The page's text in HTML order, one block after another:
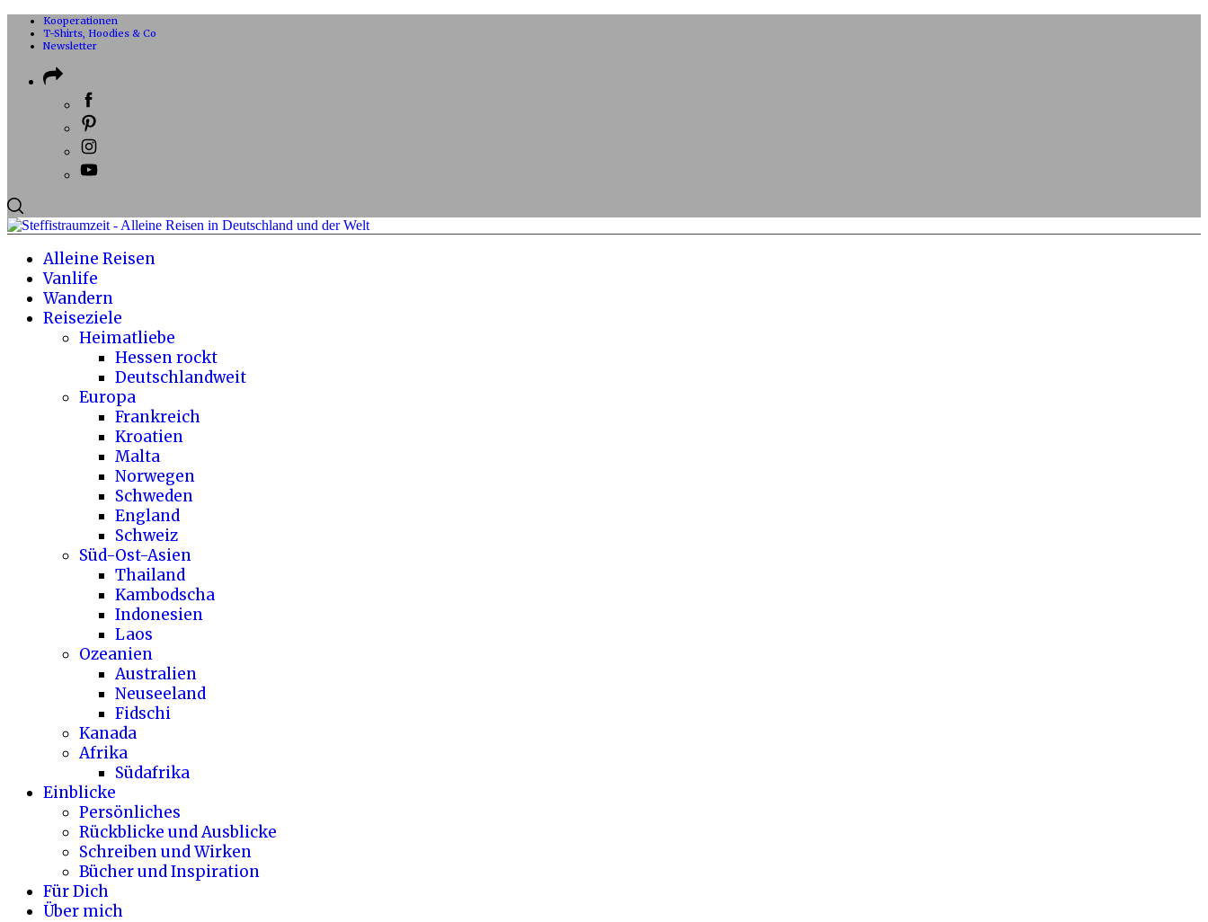
Kooperationen
T-Shirts, Hoodies & Co
Newsletter
Alleine Reisen
Vanlife
Wandern
Reiseziele
Heimatliebe
Hessen rockt
Deutschlandweit
Europa
Frankreich
Kroatien
Malta
Norwegen
Schweden
England
Schweiz
Süd-Ost-Asien
Thailand
Kambodscha
Indonesien
Laos
Ozeanien
Australien
Neuseeland
Fidschi
Kanada
Afrika
Südafrika
Einblicke
Persönliches
Rückblicke und Ausblicke
Schreiben und Wirken
Bücher und Inspiration
Für Dich
Über mich